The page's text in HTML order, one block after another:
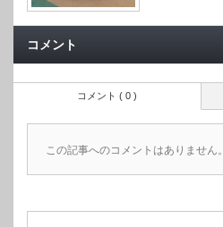
コメント
コメント ( 0 )
この記事へのコメントはありません。